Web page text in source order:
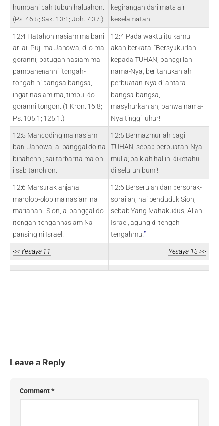
humbani bah tubuh haluahon.
(Ps. 46:5; Sak. 13:1; Joh. 7:37.)
kegirangan dari mata air
keselamatan.
12:4 Hatahon nasiam ma bani
ari ai: Puji ma Jahowa, dilo ma
goranni, patugah nasiam ma
pambahenanni itongah-
tongah ni bangsa-bangsa,
ingat nasiam ma, timbul do
goranni tongon. (1 Kron. 16:8;
Ps. 105:1; 125:1.)
12:4 Pada waktu itu kamu
akan berkata: “Bersyukurlah
kepada TUHAN, panggillah
nama-Nya, beritahukanlah
perbuatan-Nya di antara
bangsa-bangsa,
masyhurkanlah, bahwa nama-
Nya tinggi luhur!
12:5 Mandoding ma nasiam
bani Jahowa, ai banggal do na
binahenni; sai tarbarita ma on
i sab tanoh on.
12:5 Bermazmurlah bagi
TUHAN, sebab perbuatan-Nya
mulia; baiklah hal ini diketahui
di seluruh bumi!
12:6 Marsurak anjaha
marolob-olob ma nasiam na
marianan i Sion, ai banggal do
itongah-tongahnasiam Na
pansing ni Israel.
12:6 Berserulah dan bersorak-
sorailah, hai penduduk Sion,
sebab Yang Mahakudus, Allah
Israel, agung di tengah-
tengahmu!”
<< Yesaya 11 Yesaya 13 >>
Leave a Reply
Comment*